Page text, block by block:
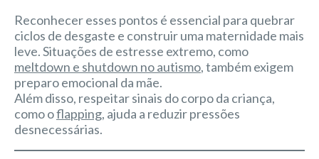
Reconhecer esses pontos é essencial para quebrar
ciclos de desgaste e construir uma maternidade mais
leve. Situações de estresse extremo, como
meltdown e shutdown no autismo, também exigem
preparo emocional da mãe.
Além disso, respeitar sinais do corpo da criança,
como oflapping, ajuda a reduzir pressões
desnecessárias.